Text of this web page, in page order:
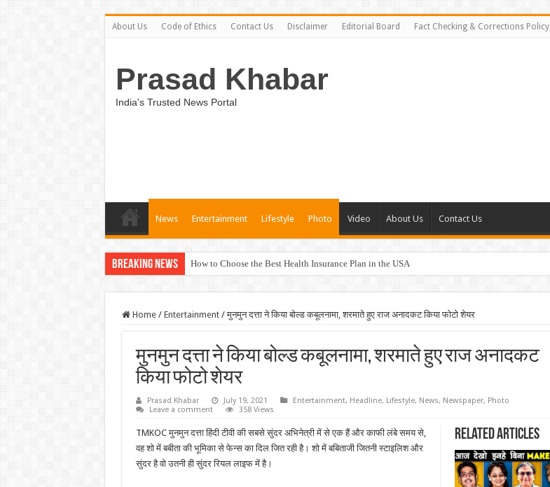
About Us Code of Ethics Contact Us Disclaimer Editorial Board Fact Checking & Corrections Policy
Prasad Khabar
India's Trusted News Portal
News Entertainment Lifestyle Photo Video About Us Contact Us
Breaking News How to Choose the Best Health Insurance Plan in the USA
Home / Entertainment / मुनमुन दत्ता ने किया बोल्ड कबूलनामा, शरमाते हुए राज अनादकट किया फोटो शेयर
मुनमुन दत्ता ने किया बोल्ड कबूलनामा, शरमाते हुए राज अनादकट
किया फोटो शेयर
Prasad Khabar July 19, 2021 Entertainment, Headline, Lifestyle, News, Newspaper, Photo
Leave a comment
358 Views
Related Articles
TMKOC मुनमुन दत्ता हिंदी टीवी की सबसे सुंदर अभिनेत्री में से एक हैं और काफी लंबे समय से,
वह शो में बबीता की भूमिका से फेन्स का दिल जित रही है। शो में बबिताजी जितनी स्टाइलिश और
सुंदर है वो उतनी ही सुंदर रियल लाइफ में है।